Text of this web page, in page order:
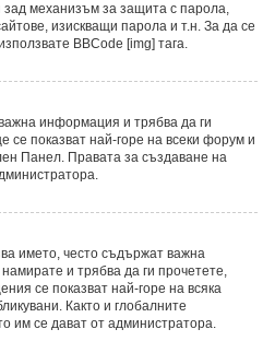
механизъм за защита с парола,
изискващи парола и т.н. За да се
BBCode [img] тага.
информация и трябва да ги
се показват най-горе на всеки форум и
Панел. Правата за създаване на
името, често съдържат важна
и трябва да ги прочетете,
се показват най-горе на всяка
Както и глобалните
им се дават от администратора.